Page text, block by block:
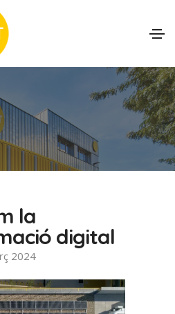
la
digital
2024